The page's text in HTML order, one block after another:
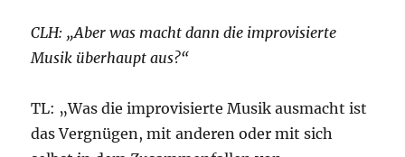
CLH: „Aber was macht dann die improvisierte
Musik überhaupt aus?“
TL: „Was die improvisierte Musik ausmacht ist
das Vergnügen, mit anderen oder mit sich